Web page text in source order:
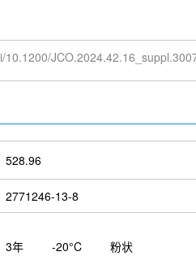
10.1200/
528.96
2771246-13-8
3年 -20°C 粉状